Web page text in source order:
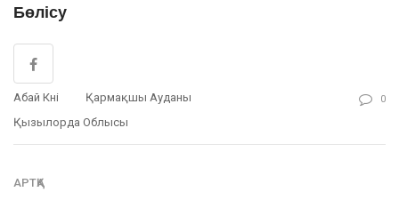
Бөлісу
Абай Күні
Қармақшы Ауданы
Қызылорда Облысы
0
АРТҚА